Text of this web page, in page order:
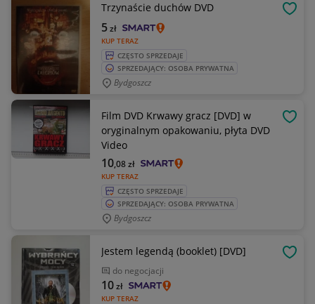
Trzynaście duchów DVD
KUP TERAZ
5zł
CZĘSTO SPRZEDAJE
SPRZEDAJĄCY: OSOBA PRYWATNA
Bydgoszcz
Film DVD Krwawy gracz [DVD] w
oryginalnym opakowaniu, płyta DVD
Video
KUP TERAZ
10,08zł
CZĘSTO SPRZEDAJE
SPRZEDAJĄCY: OSOBA PRYWATNA
Bydgoszcz
Jestem legendą (booklet) [DVD]
do negocjacji
KUP TERAZ
10zł